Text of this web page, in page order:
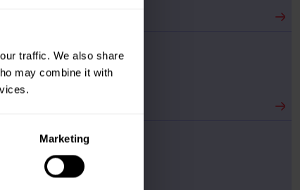
traffic. We also share
may combine it with
Marketing